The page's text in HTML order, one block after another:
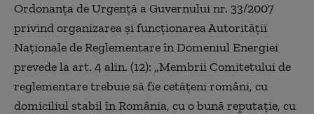
Ordonanța de Urgență a Guvernului nr. 33/2007
privind organizarea și funcționarea Autorității
Naționale de Reglementare în Domeniul Energiei
prevede la art. 4 alin. (12): „Membrii Comitetului de
reglementare trebuie să fie cetățeni români, cu
domiciliul stabil în România, cu o bună reputație, cu